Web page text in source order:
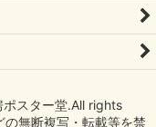
スター堂.All rights
無断複写・転載等を禁